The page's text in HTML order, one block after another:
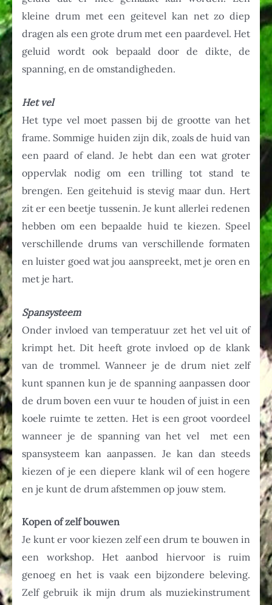
kleine drum met een geitevel kan net zo diep
dragen als een grote drum met een paardevel. Het
geluid wordt ook bepaald door de dikte, de
spanning, en de omstandigheden.
Het vel
Het type vel moet passen bij de grootte van het
frame. Sommige huiden zijn dik, zoals de huid van
een paard of eland. Je hebt dan een wat groter
oppervlak nodig om een trilling tot stand te
brengen. Een geitehuid is stevig maar dun. Hert
zit er een beetje tussenin. Je kunt allerlei redenen
hebben om een bepaalde huid te kiezen. Speel
verschillende drums van verschillende formaten
en luister goed wat jou aanspreekt, met je oren en
met je hart.
Spansysteem
Onder invloed van temperatuur zet het vel uit of
krimpt het. Dit heeft grote invloed op de klank
van de trommel. Wanneer je de drum niet zelf
kunt spannen kun je de spanning aanpassen door
de drum boven een vuur te houden of juist in een
koele ruimte te zetten. Het is een groot voordeel
wanneer je de spanning van het vel met een
spansysteem kan aanpassen. Je kan dan steeds
kiezen of je een diepere klank wil of een hogere
en je kunt de drum afstemmen op jouw stem.
Kopen of zelf bouwen
Je kunt er voor kiezen zelf een drum te bouwen in
een workshop. Het aanbod hiervoor is ruim
genoeg en het is vaak een bijzondere beleving.
Zelf gebruik ik mijn drum als muziekinstrument